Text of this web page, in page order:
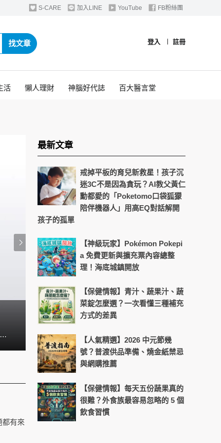
S-CARE 加入LINE YouTube FB粉絲團
登入 註冊
找文章
活 懶人理財 神腦好代誌 百大醫言堂
Google Pixel 10 系列終於隆重登場，為智慧型手機的 AI 功能開啟了全新時代。這次的 Pixel 10 系列不僅是 Google 十年來最大的一次效能躍進，更整合了創新的功能、突破性的 AI 技術、更強大的硬體與精緻的設計，準備好成為你處理日常大小事最得力的智慧夥伴，讓你以更輕鬆、更有效率的方式迎接每一天。
熱浪來襲不出門! Switch2陪你宅
都有來
最新文章
戒掉平板的育兒新救星！孩子沉
迷3C不是因為貪玩？AI教父黃仁
勳都愛的「Poketomo口袋狐獴
陪伴機器人」用高EQ對話解開
孩子的孤單
【神級玩家】Pokémon Pokepi
a 免費更新與擴充票內容總整
理！海底城鎮開放
【保健情報】青汁、蔬果汁、蔬
菜錠怎麼選？一次看懂三種補充
方式的差異
【人氣精選】2026 中元節幾
號？普渡供品準備、燒金紙禁忌
與網購推薦
【保健情報】每天五份蔬果真的
很難？外食族最容易忽略的 5 個
飲食習慣